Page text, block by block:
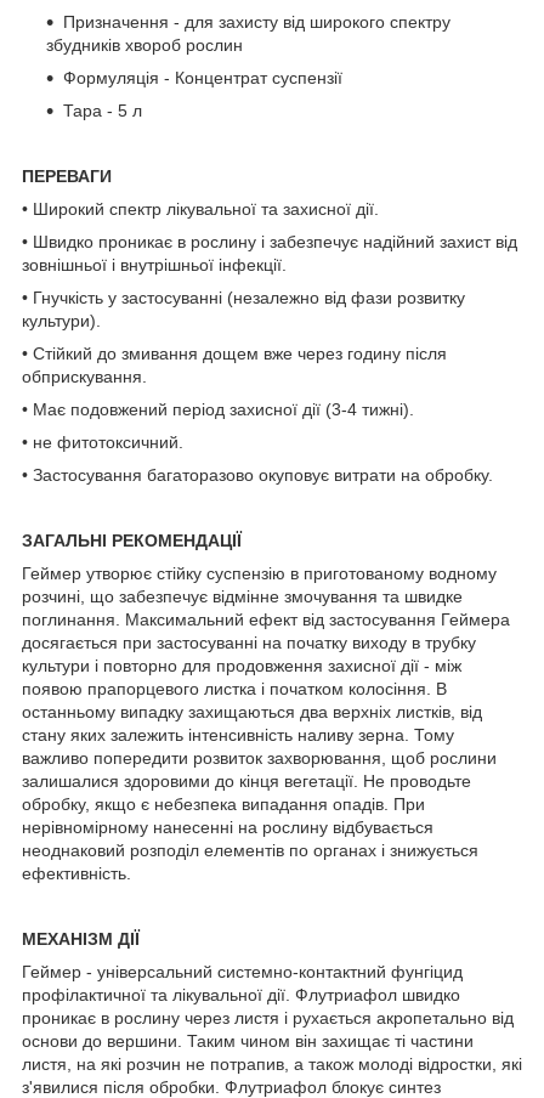
Призначення - для захисту від широкого спектру
збудників хвороб рослин
Формуляція - Концентрат суспензії
Тара - 5 л
ПЕРЕВАГИ
• Широкий спектр лікувальної та захисної дії.
• Швидко проникає в рослину і забезпечує надійний захист від
зовнішньої і внутрішньої інфекції.
• Гнучкість у застосуванні (незалежно від фази розвитку
культури).
• Стійкий до змивання дощем вже через годину після
обприскування.
• Має подовжений період захисної дії (3-4 тижні).
• не фитотоксичний.
• Застосування багаторазово окуповує витрати на обробку.
ЗАГАЛЬНІ РЕКОМЕНДАЦІЇ
Геймер утворює стійку суспензію в приготованому водному
розчині, що забезпечує відмінне змочування та швидке
поглинання. Максимальний ефект від застосування Геймера
досягається при застосуванні на початку виходу в трубку
культури і повторно для продовження захисної дії - між
появою прапорцевого листка і початком колосіння. В
останньому випадку захищаються два верхніх листків, від
стану яких залежить інтенсивність наливу зерна. Тому
важливо попередити розвиток захворювання, щоб рослини
залишалися здоровими до кінця вегетації. Не проводьте
обробку, якщо є небезпека випадання опадів. При
нерівномірному нанесенні на рослину відбувається
неоднаковий розподіл елементів по органах і знижується
ефективність.
МЕХАНІЗМ ДІЇ
Геймер - універсальний системно-контактний фунгіцид
профілактичної та лікувальної дії. Флутриафол швидко
проникає в рослину через листя і рухається акропетально від
основи до вершини. Таким чином він захищає ті частини
листя, на які розчин не потрапив, а також молоді відростки, які
з'явилися після обробки. Флутриафол блокує синтез